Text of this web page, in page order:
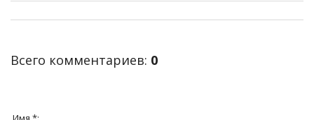
Всего комментариев: 0